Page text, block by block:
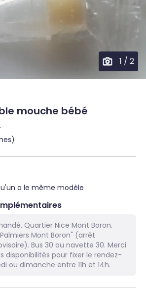
1 / 2
mouche bébé
a le même modèle
Quartier Nice Mont Boron.
Mont Boron" (arrêt
Bus 30 ou navette 30. Merci
disponibilités pour fixer le rendez-
ou dimanche entre 11h et 14h.